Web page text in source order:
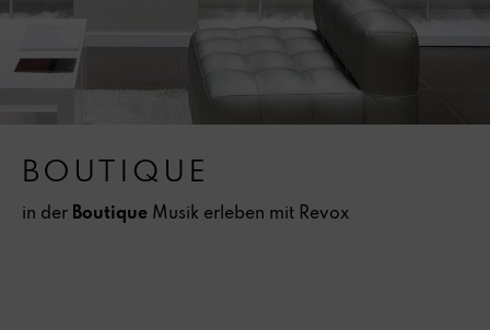
BOUTIQUE
in der Boutique Musik erleben mit Revox